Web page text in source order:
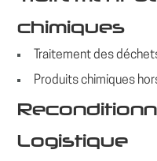
chimiques
Traitement des
Produits chimiques
Logistique